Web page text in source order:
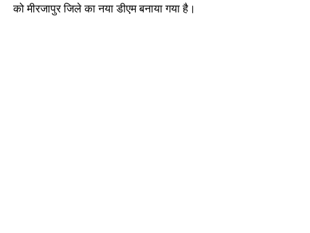
को मीरजापुर जिले का नया डीएम बनाया गया है।